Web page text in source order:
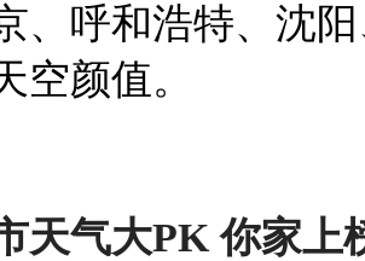
、呼和浩特、沈
空颜值。
天气大PK 你家上